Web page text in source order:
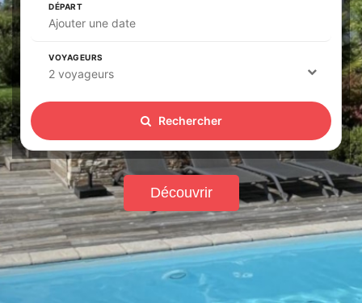
DÉPART
Ajouter une date
VOYAGEURS
2 voyageurs
Rechercher
Découvrir